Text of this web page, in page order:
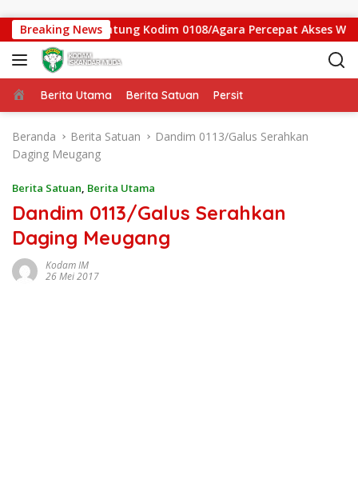
Breaking News
Jembatan Gantung Kodim 0108/Agara Percepat Akses
Beranda
Berita Utama Berita Satuan Persit
Beranda Berita Satuan
Dandim 0113/Galus Serahkan
Daging Meugang
Berita Satuan, Berita Utama
Dandim 0113/Galus Serahkan
Daging Meugang
Kodam IM
26 Mei 2017